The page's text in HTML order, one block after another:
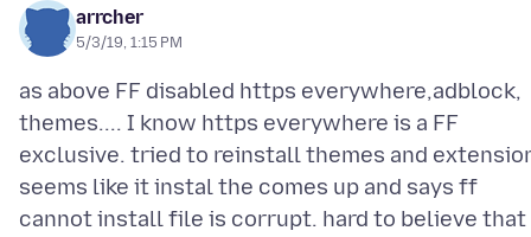
arrcher
5/3/19, 1:15 PM
as above FF disabled https everywhere,adblock,
themes.... I know https everywhere is a FF
exclusive. tried to reinstall themes and
seems like it instal the comes up and says ff
cannot install file is corrupt. hard to believe that